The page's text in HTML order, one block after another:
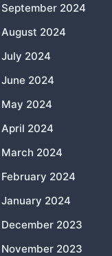
September 2024
August 2024
July 2024
June 2024
May 2024
April 2024
March 2024
February 2024
January 2024
December 2023
November 2023